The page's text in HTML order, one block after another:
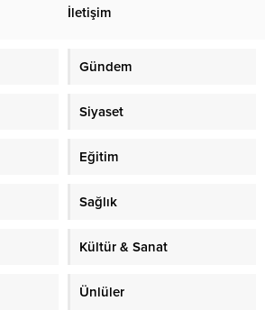
İletişim
Gündem
Siyaset
Eğitim
Sağlık
Kültür & Sanat
Ünlüler